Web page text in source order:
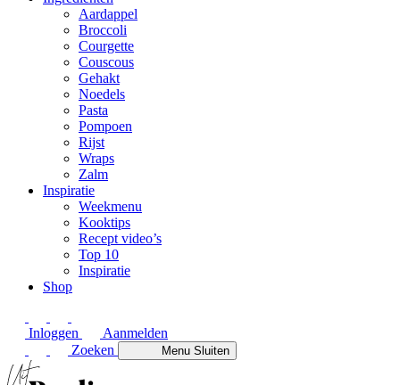
Aardappel
Broccoli
Courgette
Couscous
Gehakt
Noedels
Pasta
Pompoen
Rijst
Wraps
Zalm
Inspiratie
Weekmenu
Kooktips
Recept video’s
Top 10
Inspiratie
Shop
Inloggen
Aanmelden
Zoeken
MenuSluiten